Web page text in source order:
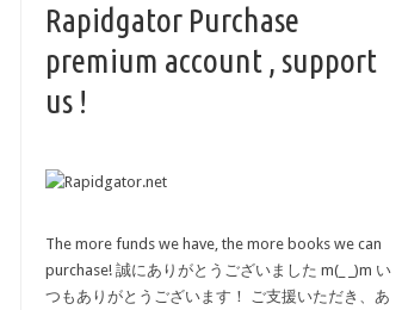
Rapidgator Purchase
premium account , support
us !
The more funds we have, the more books we can
purchase! 誠にありがとうございました m(_ _)m い
つもありがとうございます！ ご支援いただき、あ